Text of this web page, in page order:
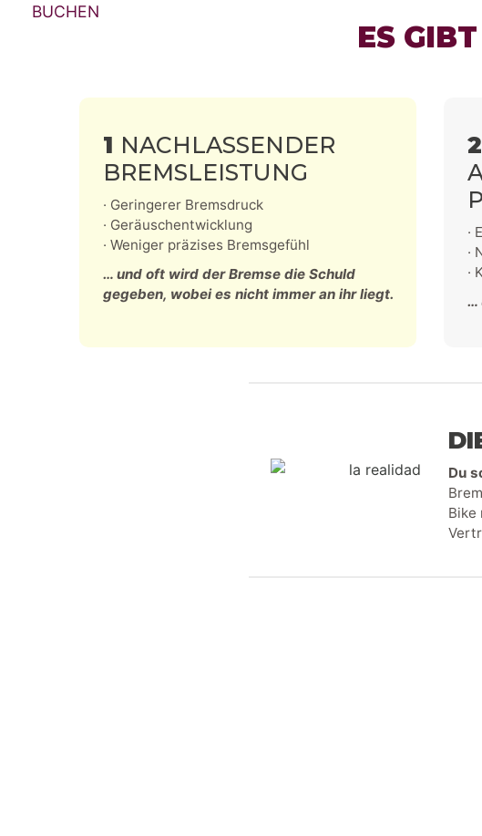
BUCHEN
ES
1 NACHLASSENDER
BREMSLEISTUNG
· Geringerer Bremsdruck
· Geräuschentwicklung
· Weniger präzises Bremsgefühl
… und oft wird der Bremse die Schuld
gegeben, wobei es nicht immer an ihr liegt.
2
·
·
·
…
Du
Bike